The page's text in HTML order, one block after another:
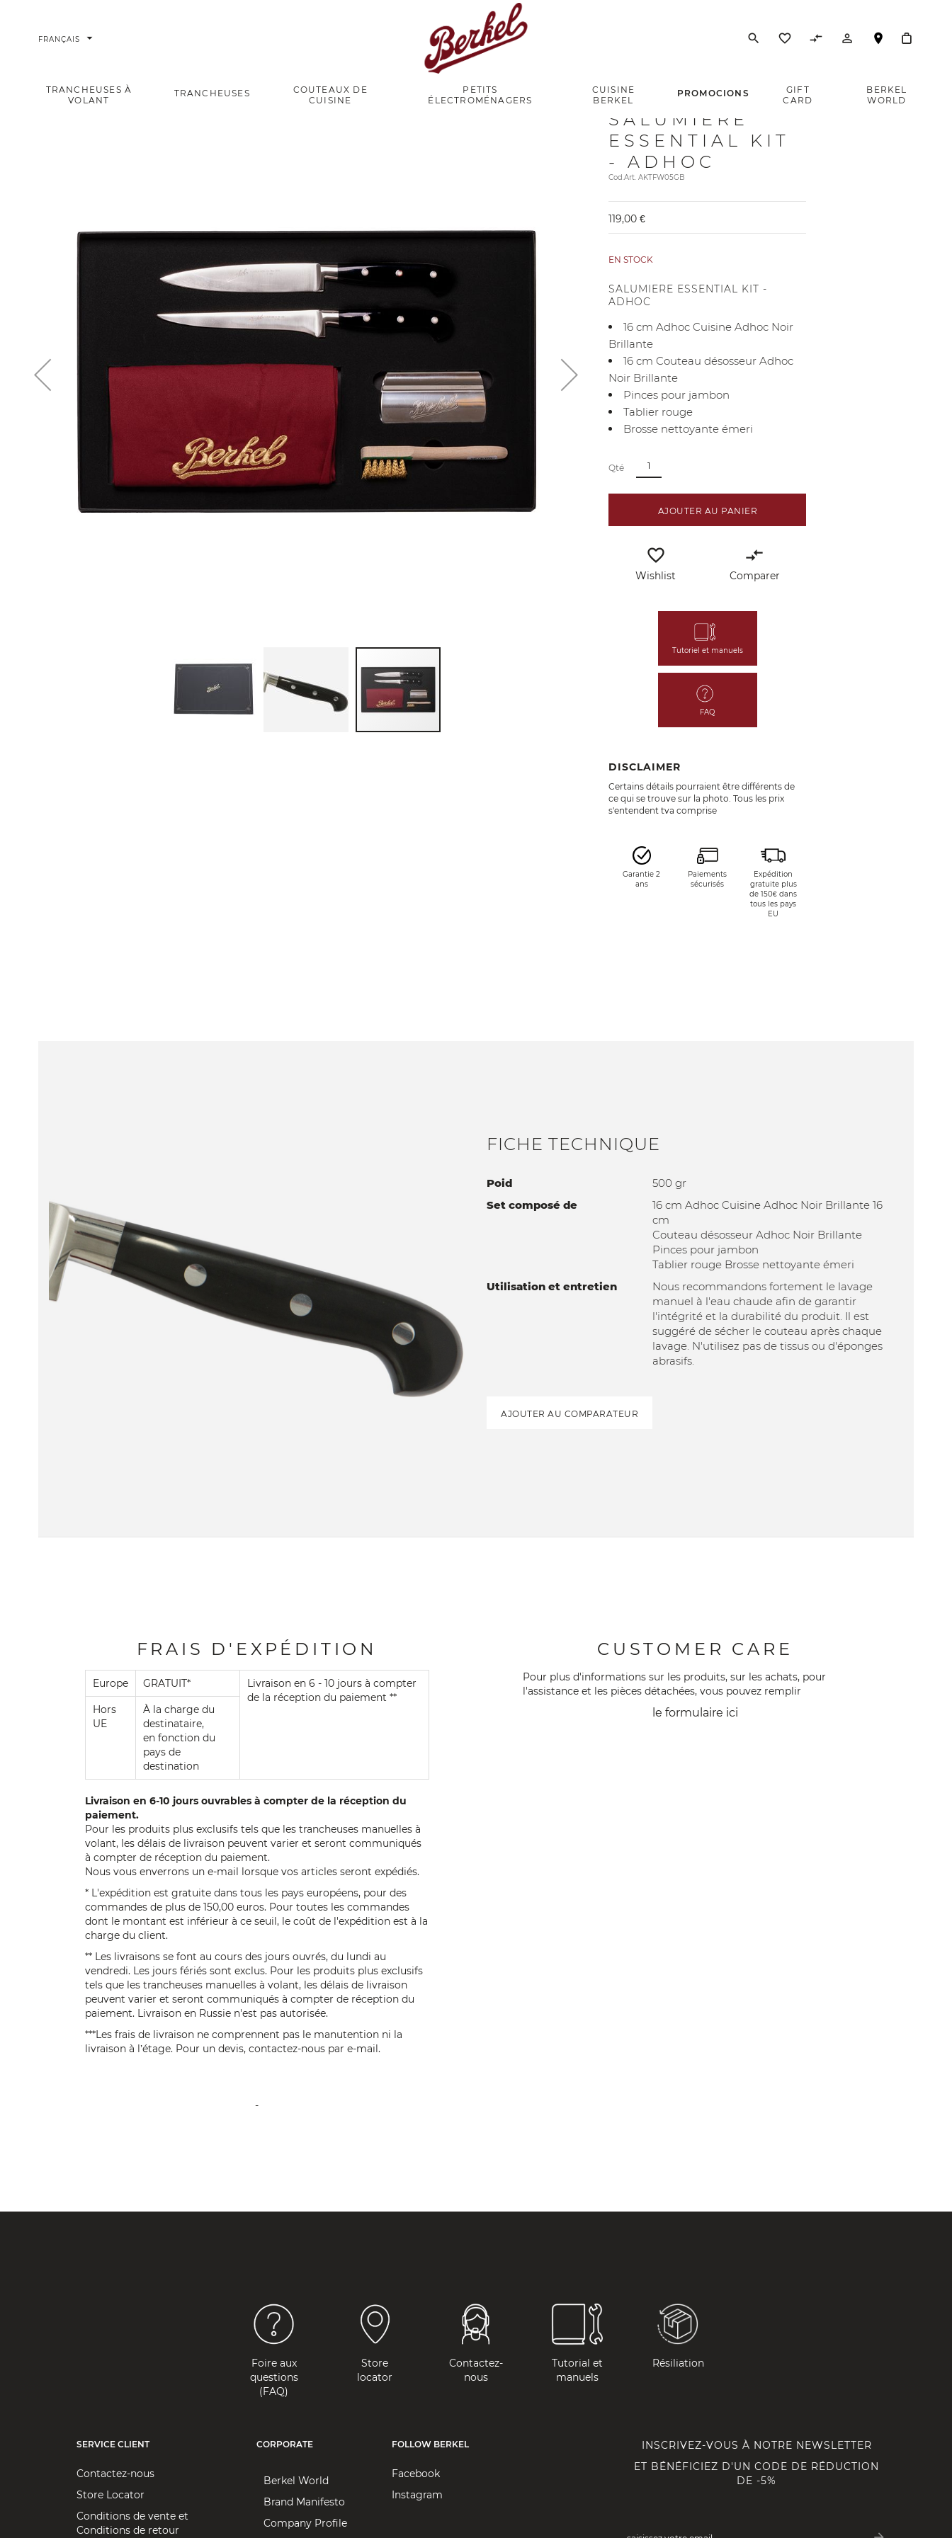
FRANÇAIS arrow_drop_down search favorite_border compare_arrows person_outline
TRANCHEUSES À
VOLANT
TRANCHEUSES
COUTEAUX DE
CUISINE
PETITS
ÉLECTROMÉNAGERS
CUISINE
BERKEL
PROMOCIONS
GIFT
CARD
BERKEL
WORLD
Accueil Salumiere Essential Kit - Adhoc
SALUMIERE
ESSENTIAL KIT
- ADHOC
Cod.Art. AKTFW05GB
119,00 €
EN STOCK
SALUMIERE ESSENTIAL KIT -
ADHOC
16 cm Adhoc Cuisine Adhoc Noir
Brillante
16 cm Couteau désosseur Adhoc
Noir Brillante
Pinces pour jambon
Tablier rouge
Brosse nettoyante émeri
Qté
AJOUTER AU PANIER
favorite_border
Wishlist
compare_arrows
Comparer
Tutoriel et manuels
FAQ
DISCLAIMER
Certains détails pourraient être différents de
ce qui se trouve sur la photo. Tous les prix
s'entendent tva comprise
Garantie 2
ans
Paiements
sécurisés
Expédition
gratuite plus
de 150€ dans
tous les pays
EU
FICHE TECHNIQUE
Poid
500 gr
Set composé de
16 cm Adhoc Cuisine Adhoc Noir Brillante 16
cm
Couteau désosseur Adhoc Noir Brillante
Pinces pour jambon
Tablier rouge Brosse nettoyante émeri
Utilisation et entretien
Nous recommandons fortement le lavage
manuel à l'eau chaude afin de garantir
l'intégrité et la durabilité du produit. Il est
suggéré de sécher le couteau après chaque
lavage. N'utilisez pas de tissus ou d'éponges
abrasifs.
AJOUTER AU COMPARATEUR
FRAIS D'EXPÉDITION
Europe GRATUIT*
Livraison en 6 - 10 jours à compter
de la réception du paiement **
Hors
UE
À la charge du
destinataire,
en fonction du
pays de
destination
Livraison en 6-10 jours ouvrables à compter de la réception du
paiement.
Pour les produits plus exclusifs tels que les trancheuses manuelles à
volant, les délais de livraison peuvent varier et seront communiqués
à compter de réception du paiement.
Nous vous enverrons un e-mail lorsque vos articles seront expédiés.
* L'expédition est gratuite dans tous les pays européens, pour des
commandes de plus de 150,00 euros. Pour toutes les commandes
dont le montant est inférieur à ce seuil, le coût de l'expédition est à la
charge du client.
** Les livraisons se font au cours des jours ouvrés, du lundi au
vendredi. Les jours fériés sont exclus. Pour les produits plus exclusifs
tels que les trancheuses manuelles à volant, les délais de livraison
peuvent varier et seront communiqués à compter de réception du
paiement. Livraison en Russie n'est pas autorisée.
***Les frais de livraison ne comprennent pas le manutention ni la
livraison à l’étage. Pour un devis, contactez-nous par e-mail .
-
CUSTOMER CARE
Pour plus d'informations sur les produits, sur les achats, pour
l'assistance et les pièces détachées, vous pouvez remplir
le formulaire ici
Foire aux
questions
(FAQ)
Store
locator
Contactez-
nous
Tutorial et
manuels
Résiliation
SERVICE CLIENT
Contactez-nous
Store Locator
Conditions de vente et
Conditions de retour
CORPORATE
Berkel World
Brand Manifesto
Company Profile
FOLLOW BERKEL
Facebook
Instagram
INSCRIVEZ-VOUS À NOTRE NEWSLETTER
ET BÉNÉFICIEZ D'UN CODE DE RÉDUCTION
DE -5%